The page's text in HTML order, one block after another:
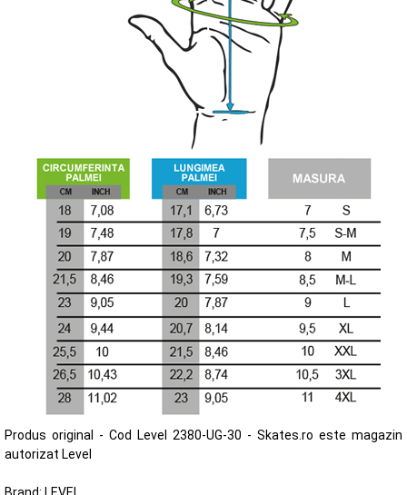
Produs original - Cod Level 2380-UG-30 - Skates.ro este magazin
autorizat Level
Brand: LEVEL